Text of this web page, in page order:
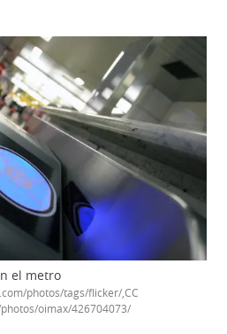
el metro
photos/tags/
oimax/426704073/